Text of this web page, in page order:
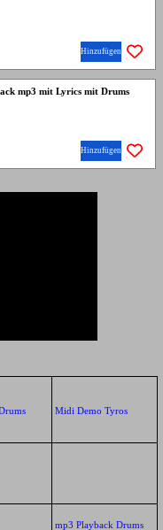
Hinzufügen
mp3 mit Lyrics mit Drums
Hinzufügen
Midi Demo Tyros
mp3 Playback Drums